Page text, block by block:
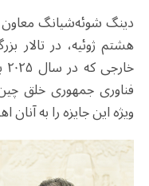
دینگ شوئه‌شیانگ
هشتم ژوئیه، در تالار
فناوری جمهوری خلق
ویژه این جایزه را به آنان